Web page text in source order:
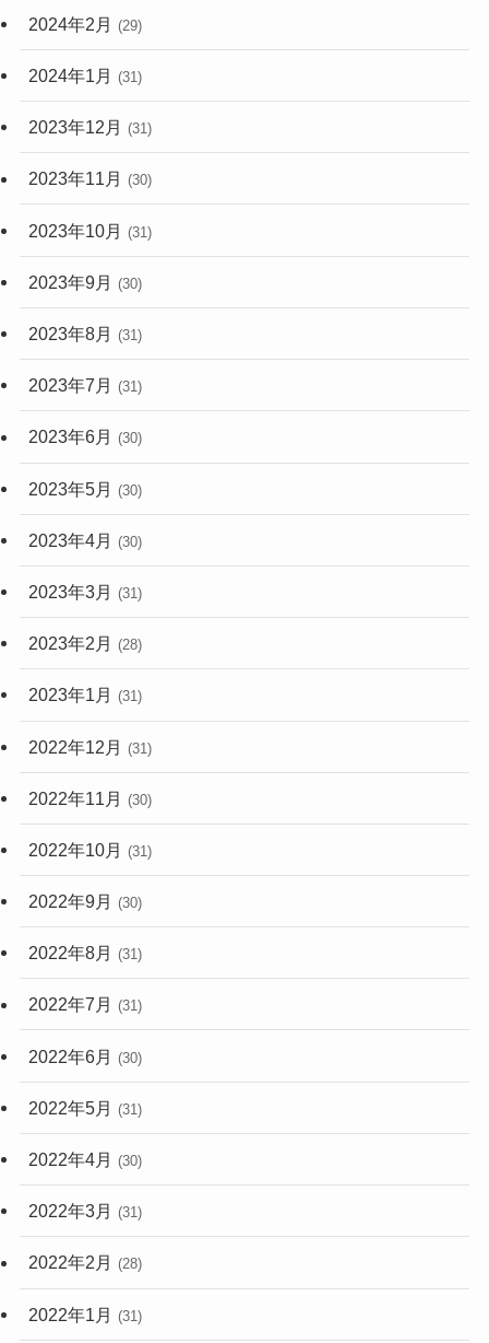
2024年2月 (29)
2024年1月 (31)
2023年12月 (31)
2023年11月 (30)
2023年10月 (31)
2023年9月 (30)
2023年8月 (31)
2023年7月 (31)
2023年6月 (30)
2023年5月 (30)
2023年4月 (30)
2023年3月 (31)
2023年2月 (28)
2023年1月 (31)
2022年12月 (31)
2022年11月 (30)
2022年10月 (31)
2022年9月 (30)
2022年8月 (31)
2022年7月 (31)
2022年6月 (30)
2022年5月 (31)
2022年4月 (30)
2022年3月 (31)
2022年2月 (28)
2022年1月 (31)